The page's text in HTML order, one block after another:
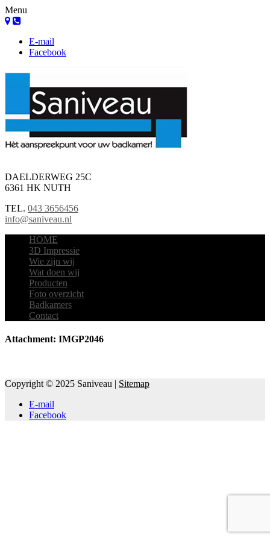
Menu
E-mail
Facebook
DAELDERWEG 25C
6361 HK NUTH
TEL. 043 3656456
info@saniveau.nl
HOME
3D Impressie
Wie zijn wij
Wat doen wij
Producten
Foto overzicht
Badkamers
Contact
Attachment: IMGP2046
Copyright © 2025 Saniveau | Sitemap
E-mail
Facebook